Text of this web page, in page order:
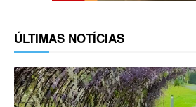
ÚLTIMAS NOTÍCIAS